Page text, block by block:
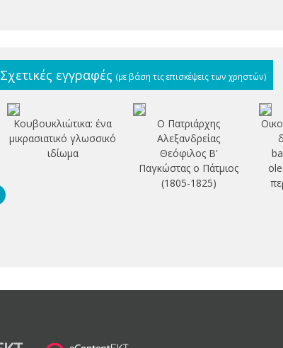
Σχετικές εγγραφές (με βάση τις επισκέψεις των χρηστών)
Κουβουκλιώτικα: ένα
μικρασιατικό γλωσσικό
ιδίωμα
Ο Πατριάρχης
Αλεξανδρείας
Θεόφιλος Β'
Παγκώστας ο Πάτμιος
(1805-1825)